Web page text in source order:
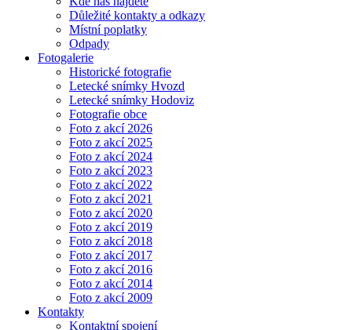
Důležité kontakty a odkazy
Místní poplatky
Odpady
Fotogalerie
Historické fotografie
Letecké snímky Hvozd
Letecké snímky Hodoviz
Fotografie obce
Foto z akcí 2026
Foto z akcí 2025
Foto z akcí 2024
Foto z akcí 2023
Foto z akcí 2022
Foto z akcí 2021
Foto z akcí 2020
Foto z akcí 2019
Foto z akcí 2018
Foto z akcí 2017
Foto z akcí 2016
Foto z akcí 2014
Foto z akcí 2009
Kontakty
Kontaktní spojení